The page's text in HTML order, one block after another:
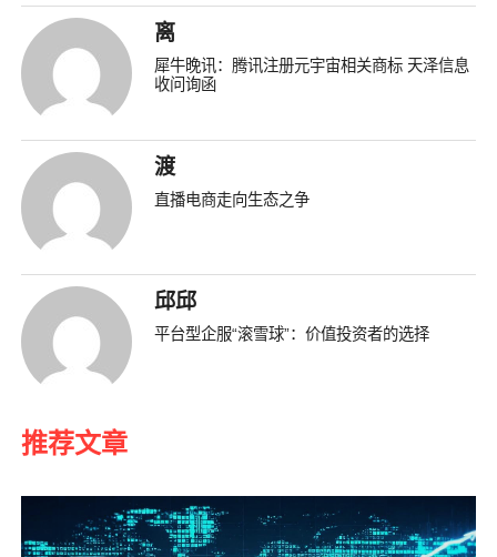
离
犀牛晚讯：腾讯注册元宇宙相关商标 天泽信息
收问询函
渡
直播电商走向生态之争
邱邱
平台型企服“滚雪球”：价值投资者的选择
推荐文章